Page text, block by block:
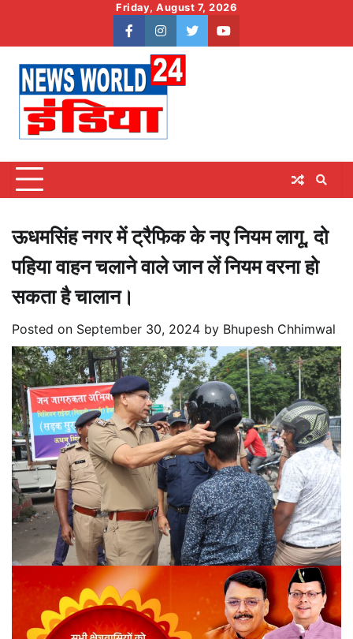
content
Friday, August 7, 2026
facebookinstagram
twitteryoutube
ऊधमसिंह नगर में ट्रैफिक के नए नियम लागू, दो
पहिया वाहन चलाने वाले जान लें नियम वरना हो
सकता है चालान।
Posted on September 30, 2024 by Bhupesh Chhimwal